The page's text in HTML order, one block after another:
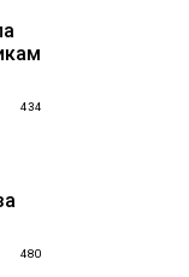
434
480